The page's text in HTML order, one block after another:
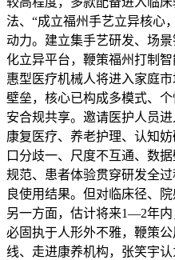
法、“成立福州手艺立异核心
动力。建立集手艺研发、场
化立异平台，鞭策福州打制
惠型医疗机械人将进入家庭
壁垒，核心已构成多模式、
安合规共享。邀请医护人员
康复医疗、养老护理、认知
口分歧一、尺度不互通、数
规范、患者体验贯穿研发全
良使用结果。但对临床径、
另一方面，估计将来1—2年
必固执于人形外不雅，鞭策
线、走进康养机构，张笑宇